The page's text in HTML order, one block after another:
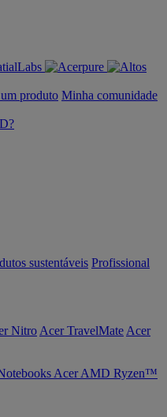
produto Minha comunidade
sustentáveis Profissional
Nitro Acer TravelMate Acer
Acer AMD Ryzen™